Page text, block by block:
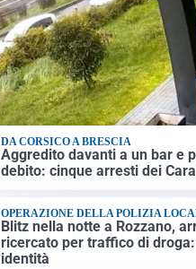
DA CORSICO A BRESCIA
Aggredito davanti a un bar e
debito: cinque arresti dei
OPERAZIONE DELLA POLIZIA
Blitz nella notte a Rozzano,
ricercato per traffico di
identità